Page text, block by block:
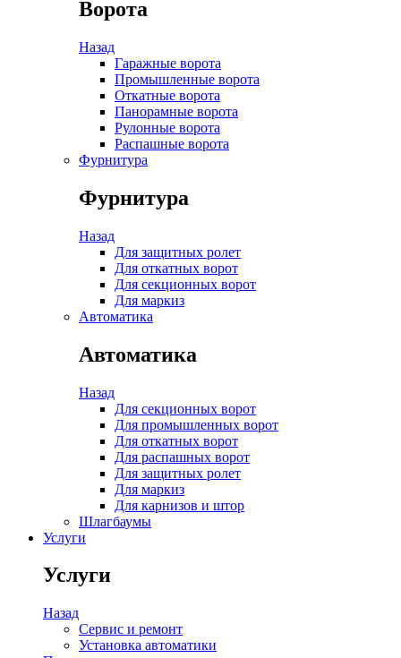
Ворота
Назад
Гаражные ворота
Промышленные ворота
Откатные ворота
Панорамные ворота
Рулонные ворота
Распашные ворота
Фурнитура
Фурнитура
Назад
Для защитных ролет
Для откатных ворот
Для секционных ворот
Для маркиз
Автоматика
Автоматика
Назад
Для секционных ворот
Для промышленных ворот
Для откатных ворот
Для распашных ворот
Для защитных ролет
Для маркиз
Для карнизов и штор
Шлагбаумы
Услуги
Услуги
Назад
Сервис и ремонт
Установка автоматики